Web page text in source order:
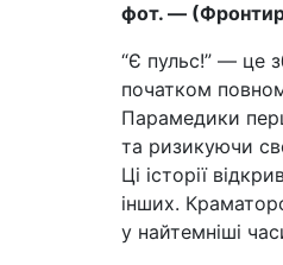
фот. —
“Є пульс!” — це
початком
Парамедики
та ризикуючи
Ці історії
інших.
у найтемніші